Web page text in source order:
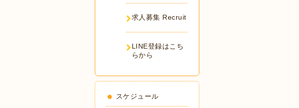
求人募集 Recruit
LINE登録はこち
らから
スケジュール